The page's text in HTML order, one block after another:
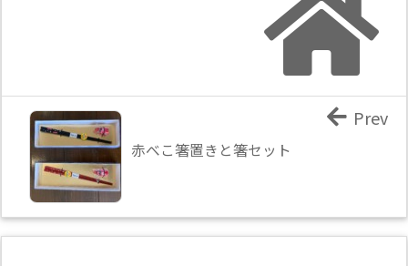
赤べこ箸置きと箸セット
Prev